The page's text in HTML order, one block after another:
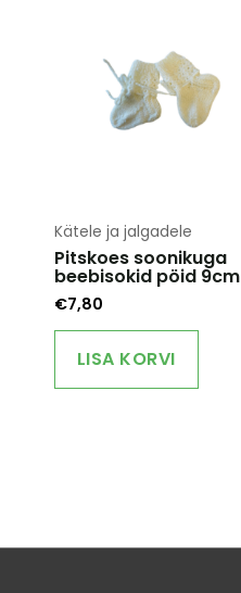
the
product
page
Kätele ja jalgadele
Pitskoes soonikuga
beebisokid pöid 9cm
€7,80
LISA KORVI